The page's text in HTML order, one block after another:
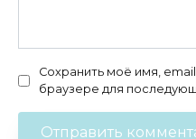
Сохранить моё имя,
браузере для